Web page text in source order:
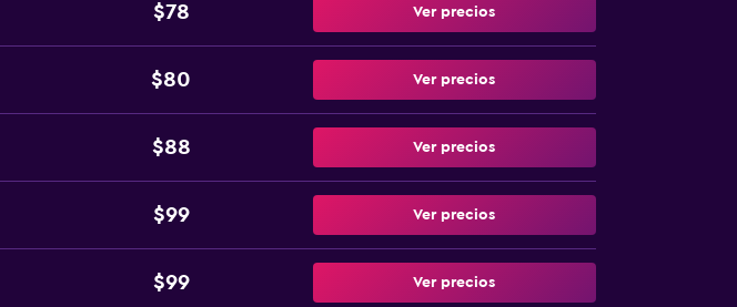
$78 Ver precios
$80 Ver precios
$88 Ver precios
$99 Ver precios
$99 Ver precios